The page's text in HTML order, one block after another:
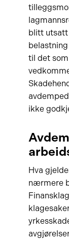
blitt utsatt
til det
ikke
Hva
nærmere